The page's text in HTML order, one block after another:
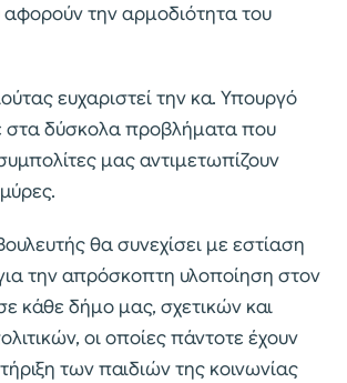
την αρμοδιότητα του
ευχαριστεί την κα. Υπουργό
στα δύσκολα προβλήματα που
μας αντιμετωπίζουν
θα συνεχίσει με εστίαση
την απρόσκοπτη υλοποίηση στον
κάθε δήμο μας, σχετικών και
οι οποίες πάντοτε έχουν
των παιδιών της κοινωνίας